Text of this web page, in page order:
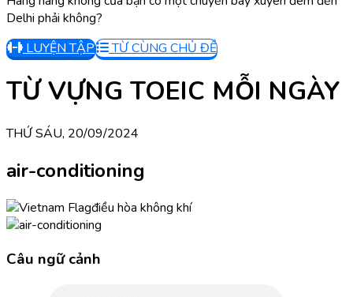
Delhi phải không?
LUYỆN TẬP
TỪ CÙNG CHỦ ĐỀ
TỪ VỰNG TOEIC MỖI NGÀY
THỨ SÁU, 20/09/2024
air-conditioning
điều hòa không khí
Câu ngữ cảnh